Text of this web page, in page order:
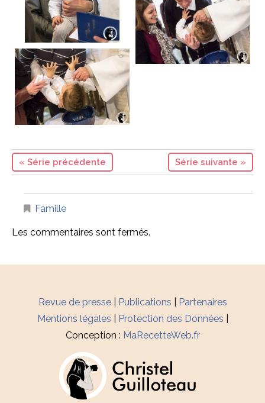
« Série précédente Série suivante »
Famille
Les commentaires sont fermés.
Revue de presse| Publications
Partenaires
Mentions légales
Protection des Données
Conception : MaRecetteWeb.fr